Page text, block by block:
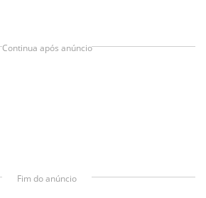
Continua após anúncio
Fim do anúncio